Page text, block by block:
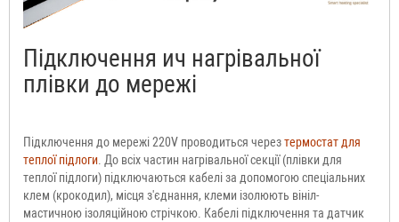
Підключення ич нагрівальної
плівки до мережі
Підключення до мережі 220V проводиться черезтермостат для
теплої підлоги . До всіх частин нагрівальної секції (плівки для
теплої підлоги) підключаються кабелі за допомогою спеціальних
клем (крокодил), місця з'єднання, клеми ізолюють вініл-
мастичною ізоляційною стрічкою. Кабелі підключення та датчик